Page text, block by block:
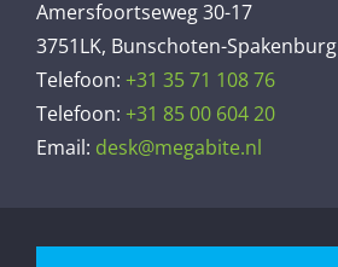
Amersfoortseweg 30-17
3751LK, Bunschoten-Spakenburg
Telefoon: +31 35 71 108 76
Telefoon: +31 85 00 604 20
Email: desk@megabite.nl